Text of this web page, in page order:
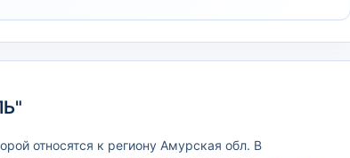
относятся к региону Амурская обл. В